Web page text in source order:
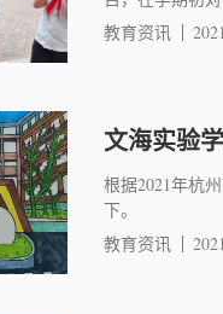
教育资讯
文海实验
根据2021年杭
下。
教育资讯